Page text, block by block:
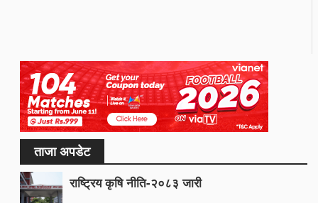
ताजा अपडेट
राष्ट्रिय कृषि नीति-२०८३ जारी